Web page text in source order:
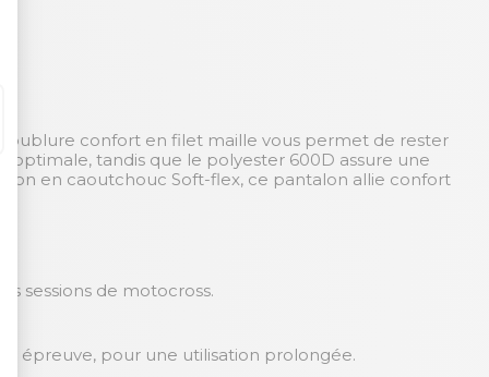
confort en filet maille vous permet de rester
optimale, tandis que le polyester 600D assure une
en caoutchouc Soft-flex, ce pantalon allie confort
sessions de motocross.
épreuve, pour une utilisation prolongée.